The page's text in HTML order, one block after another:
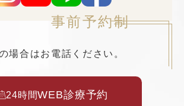
事前予約制
場合はお電話ください。
24時間WEB診療予約